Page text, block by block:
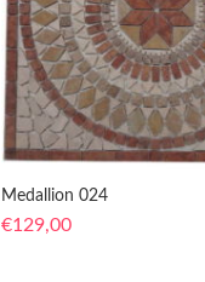
Medallion 024
€129,00